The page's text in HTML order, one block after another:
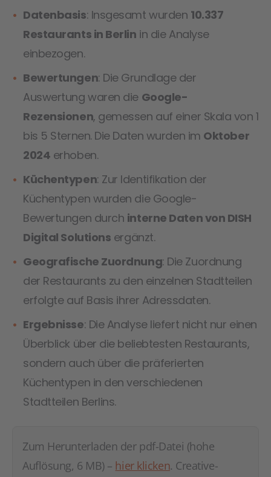
Datenbasis: Insgesamt wurden 10.337
Restaurants in Berlin in die Analyse
einbezogen.
Bewertungen: Die Grundlage der
Auswertung waren die Google-
Rezensionen, gemessen auf einer Skala von 1
bis 5 Sternen. Die Daten wurden im Oktober
2024 erhoben.
Küchentypen: Zur Identifikation der
Küchentypen wurden die Google-
Bewertungen durch interne Daten von DISH
Digital Solutions ergänzt.
Geografische Zuordnung: Die Zuordnung
der Restaurants zu den einzelnen Stadtteilen
erfolgte auf Basis ihrer Adressdaten.
Ergebnisse: Die Analyse liefert nicht nur einen
Überblick über die beliebtesten Restaurants,
sondern auch über die präferierten
Küchentypen in den verschiedenen
Stadtteilen Berlins.
Zum Herunterladen der pdf-Datei (hohe
Auflösung, 6 MB) – hier klicken. Creative-